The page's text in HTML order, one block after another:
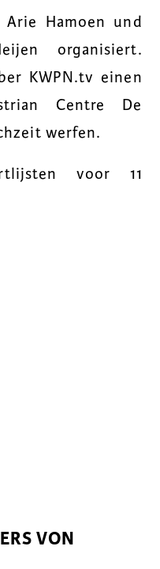
Hamoen und
organisiert.
KWPN.tv einen
Centre De
werfen.
voor 11
VON